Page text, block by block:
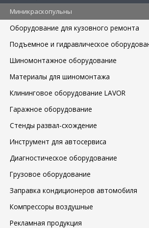
Миникраскопульны
Оборудование для кузовного ремонта
Подъемное и гидравлическое
Шиномонтажное оборудование
Материалы для шиномонтажа
Клининговое оборудование LAVOR
Гаражное оборудование
Стенды развал-схождение
Инструмент для автосервиса
Диагностическое оборудование
Грузовое оборудование
Заправка кондиционеров автомобиля
Компрессоры воздушные
Рекламная продукция